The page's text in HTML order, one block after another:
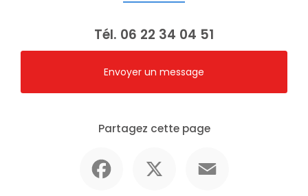
Tél. 06 22 34 04 51
Envoyer un message
Partagez cette page